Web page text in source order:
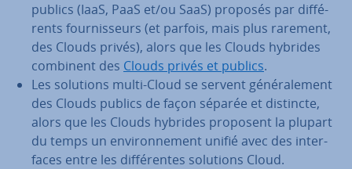
publics (IaaS, PaaS et/ou SaaS) proposés par dif­fé­
rents four­nis­seurs (et parfois, mais plus rarement,
des Clouds privés), alors que les Clouds hybrides
combinent des Clouds privés et publics.
Les solutions multi-Cloud se servent gé­né­ra­le­ment
des Clouds publics de façon séparée et distincte,
alors que les Clouds hybrides proposent la plupart
du temps un en­vi­ron­ne­ment unifié avec des in­ter­
faces entre les dif­fé­rentes solutions Cloud.